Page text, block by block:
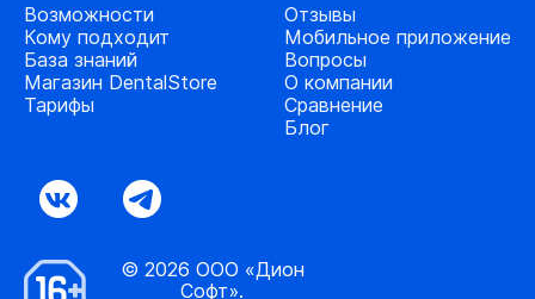
Возможности
Кому подходит
База знаний
Магазин DentalStore
Тарифы
Отзывы
Мобильное приложение
Вопросы
О компании
Сравнение
Блог
© 2026 ООО «Дион
Софт».